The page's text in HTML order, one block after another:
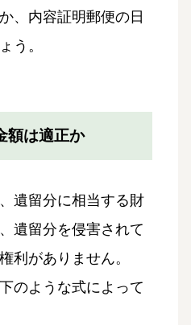
、内容証明郵便の日
う。
額は適正か
遺留分に相当する財
遺留分を侵害されて
利がありません。
のような式によって